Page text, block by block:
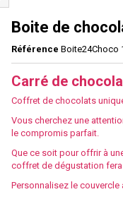
Boite de
Référence Boite24Choco
Carré de
Coffret de chocolats
Vous cherchez une
le compromis parfait.
Que ce soit pour offrir à
coffret de dégustation
Personnalisez le